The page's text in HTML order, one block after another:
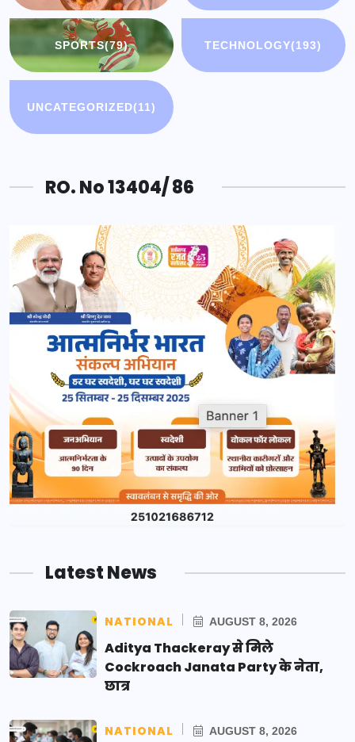
SPORTS(79) TECHNOLOGY(193)
UNCATEGORIZED(11)
RO. No 13404/ 86
Latest News
NATIONAL AUGUST 8, 2026
Aditya Thackeray से मिले
Cockroach Janata Party के नेता,
छात्र
NATIONAL AUGUST 8, 2026